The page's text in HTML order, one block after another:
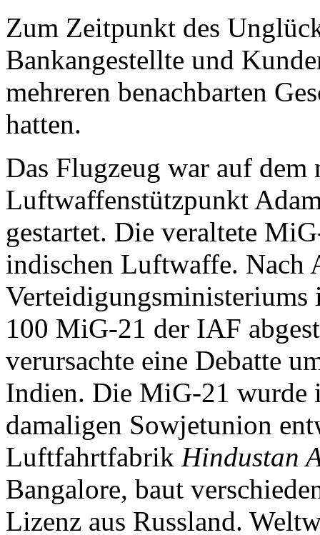
Zum Zeitpunkt des
Bankangestellte und
mehreren benachbarten
hatten.
Das Flugzeug war auf dem
Luftwaffenstützpunkt
gestartet. Die veraltete
indischen Luftwaffe. Nach
100 MiG-21 der IAF
verursachte eine Debatte
Indien. Die MiG-21 wurde
damaligen Sowjetunion
Luftfahrtfabrik Hindustan
Bangalore, baut
Lizenz aus Russland.